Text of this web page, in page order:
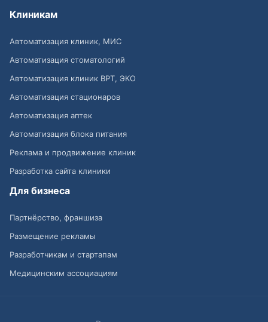
Клиникам
Автоматизация клиник, МИС
Автоматизация стоматологий
Автоматизация клиник ВРТ, ЭКО
Автоматизация стационаров
Автоматизация аптек
Автоматизация блока питания
Реклама и продвижение клиник
Разработка сайта клиники
Для бизнеса
Партнёрство, франшиза
Размещение рекламы
Разработчикам и стартапам
Медицинским ассоциациям